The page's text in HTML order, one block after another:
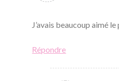
J’avais beaucoup aimé
Répondre